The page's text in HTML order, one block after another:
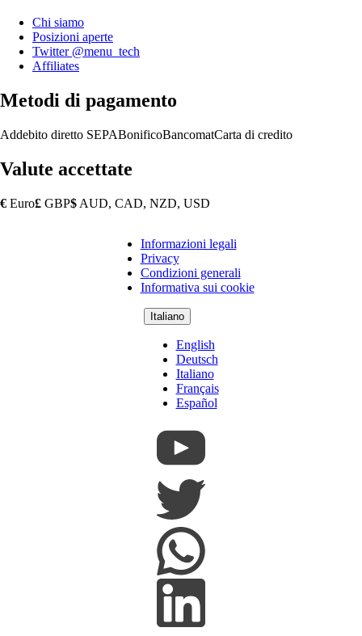
Chi siamo
Posizioni aperte
Twitter @menu_tech
Affiliates
Metodi di pagamento
Addebito diretto SEPABonificoBancomatCarta di credito
Valute accettate
€ Euro£ GBP$ AUD, CAD, NZD, USD
Copyright
Footer
Informazioni legali
Privacy
Condizioni generali
Informativa sui cookie
Italiano
English
Deutsch
Italiano
Français
Español